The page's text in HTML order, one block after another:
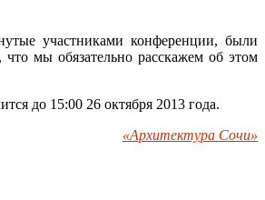
участниками конференции, были
что мы обязательно расскажем об этом
до 15:00 26 октября 2013 года.
«Архитектура Сочи»